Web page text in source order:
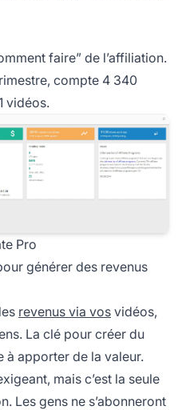
faire” de l’affiliation.
compte 4 340
vidéos.
Pro
générer des revenus
revenus via vos vidéos,
La clé pour créer du
à apporter de la valeur.
mais c’est la seule
Les gens ne s’abonneront